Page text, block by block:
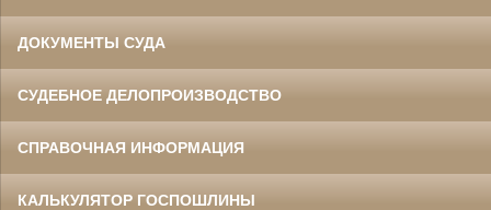
ДОКУМЕНТЫ СУДА
СУДЕБНОЕ ДЕЛОПРОИЗВОДСТВО
СПРАВОЧНАЯ ИНФОРМАЦИЯ
КАЛЬКУЛЯТОР ГОСПОШЛИНЫ